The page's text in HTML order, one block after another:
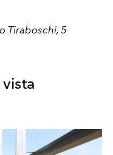
Tiraboschi, 5